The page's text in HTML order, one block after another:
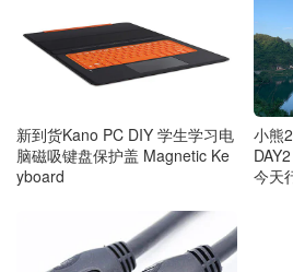
新到货Kano PC DIY 学生学习电
脑磁吸键盘保护盖 Magnetic Ke
yboard
小熊
今天